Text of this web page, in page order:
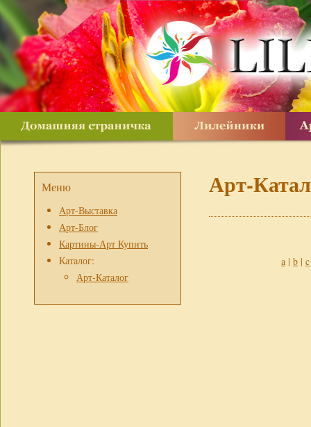
Меню
Арт-Выставка
Арт-Блог
Картины-Арт Купить
Каталог:
Арт-Каталог
Арт-
a | b | c